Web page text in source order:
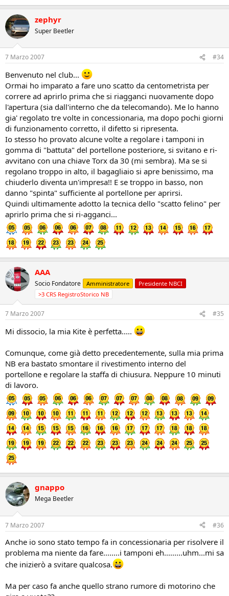
zephyr
Super Beetler
7 Marzo 2007 #34
Benvenuto nel club...
Ormai ho imparato a fare uno scatto da centometrista per
correre ad aprirlo prima che si riagganci nuovamente dopo
l'apertura (sia dall'interno che da telecomando). Me lo hanno
gia' regolato tre volte in concessionaria, ma dopo pochi giorni
di funzionamento corretto, il difetto si ripresenta.
Io stesso ho provato alcune volte a regolare i tamponi in
gomma di "battuta" del portellone posteriore, si svitano e ri-
avvitano con una chiave Torx da 30 (mi sembra). Ma se si
regolano troppo in alto, il bagagliaio si apre benissimo, ma
chiuderlo diventa un'impresa!! E se troppo in basso, non
danno "spinta" sufficiente al portellone per aprirsi.
Quindi ultimamente adotto la tecnica dello "scatto felino" per
aprirlo prima che si ri-agganci...
AAA
Socio Fondatore Amministratore
Presidente NBCI
>3 CRS RegistroStorico NB
7 Marzo 2007 #35
Mi dissocio, la mia Kite è perfetta.....
Comunque, come già detto precedentemente, sulla mia prima
NB era bastato smontare il rivestimento interno del
portellone e regolare la staffa di chiusura. Neppure 10 minuti
di lavoro.
gnappo
Mega Beetler
7 Marzo 2007 #36
Anche io sono stato tempo fa in concessionaria per risolvere il
problema ma niente da fare........i tamponi eh.........uhm...mi sa
che inizierò a svitare qualcosa.
Ma per caso fa anche quello strano rumore di motorino che